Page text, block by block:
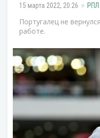
15 марта 2022, 20:26 РПЛ
Португалец не
работе.